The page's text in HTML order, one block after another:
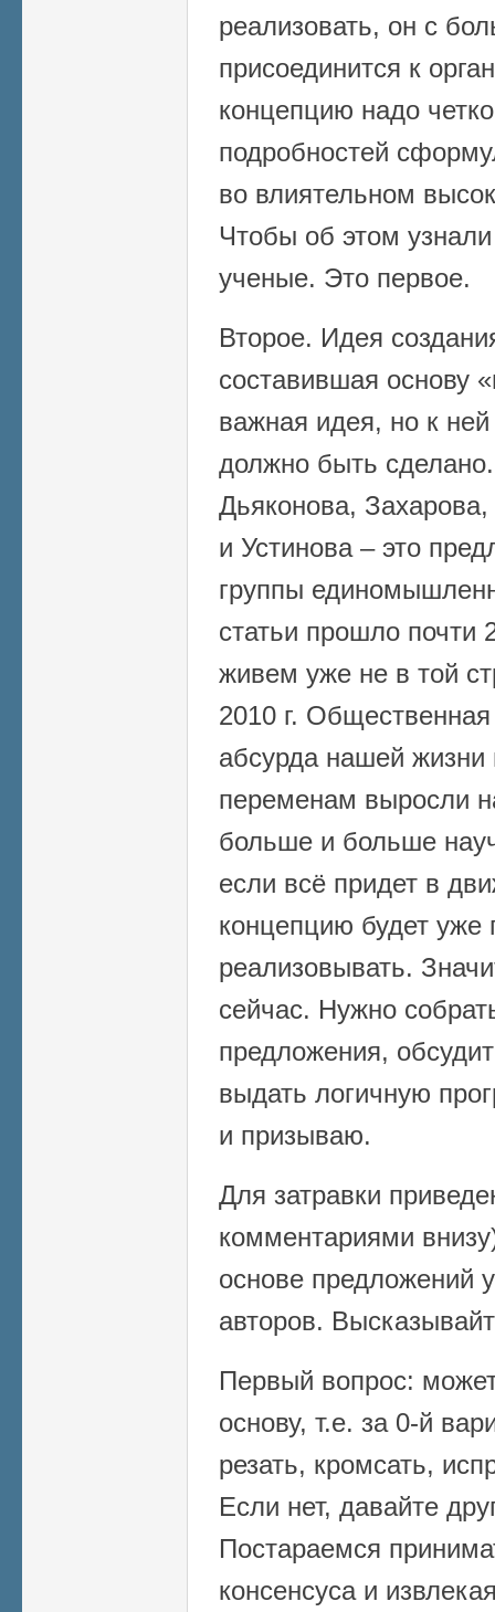
реализовать, он с
присоединится к
концепцию надо
подробностей
во влиятельном
Чтобы об этом
ученые. Это первое.
Второе. Идея
составившая основу
важная идея, но к
должно быть
Дьяконова,
и Устинова – это
группы
статьи прошло почти
живем уже не в той
2010 г.
абсурда нашей жизни
переменам выросли
больше и больше
если всё придет в
концепцию будет уже
реализовывать.
сейчас. Нужно
предложения,
выдать логичную
и призываю.
Для затравки
комментариями
основе предложений
авторов.
Первый вопрос:
основу, т.е. за 0-й
резать, кромсать,
Если нет, давайте
Постараемся
консенсуса и